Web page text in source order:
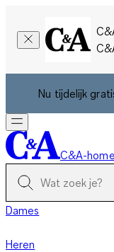
Nu tijdelijk
C&A-
Dames
Heren